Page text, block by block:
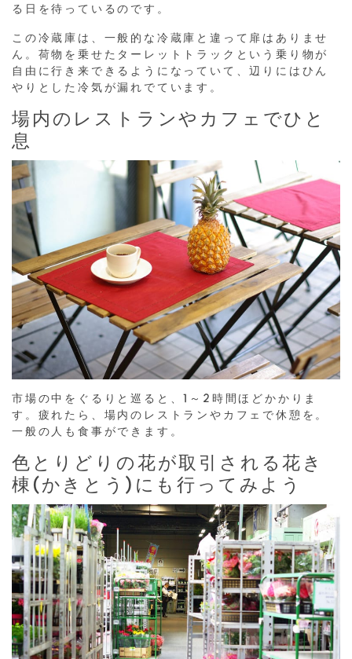
る日を待っているのです。
この冷蔵庫は、一般的な冷蔵庫と違って扉はありませ
ん。荷物を乗せたターレットトラックという乗り物が
自由に行き来できるようになっていて、辺りにはひん
やりとした冷気が漏れでています。
場内のレストランやカフェでひと
息
市場 の中をぐるりと巡ると、1～2時間ほどかかりま
す。疲れたら、場内のレストランやカフェで休憩を。
一般の人も食事ができます。
色とりどりの花が取引される花き
棟(かきとう)にも行ってみよう